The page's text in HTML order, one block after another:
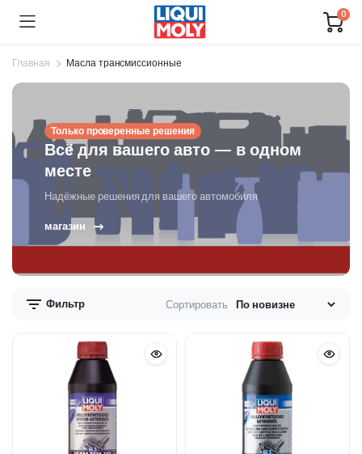
0
Главная Масла трансмиссионные
Только проверенные решения
Всё для вашего авто — в одном
месте
Надёжные решения для вашего автомобиля
магазин
Фильтр Сортировать